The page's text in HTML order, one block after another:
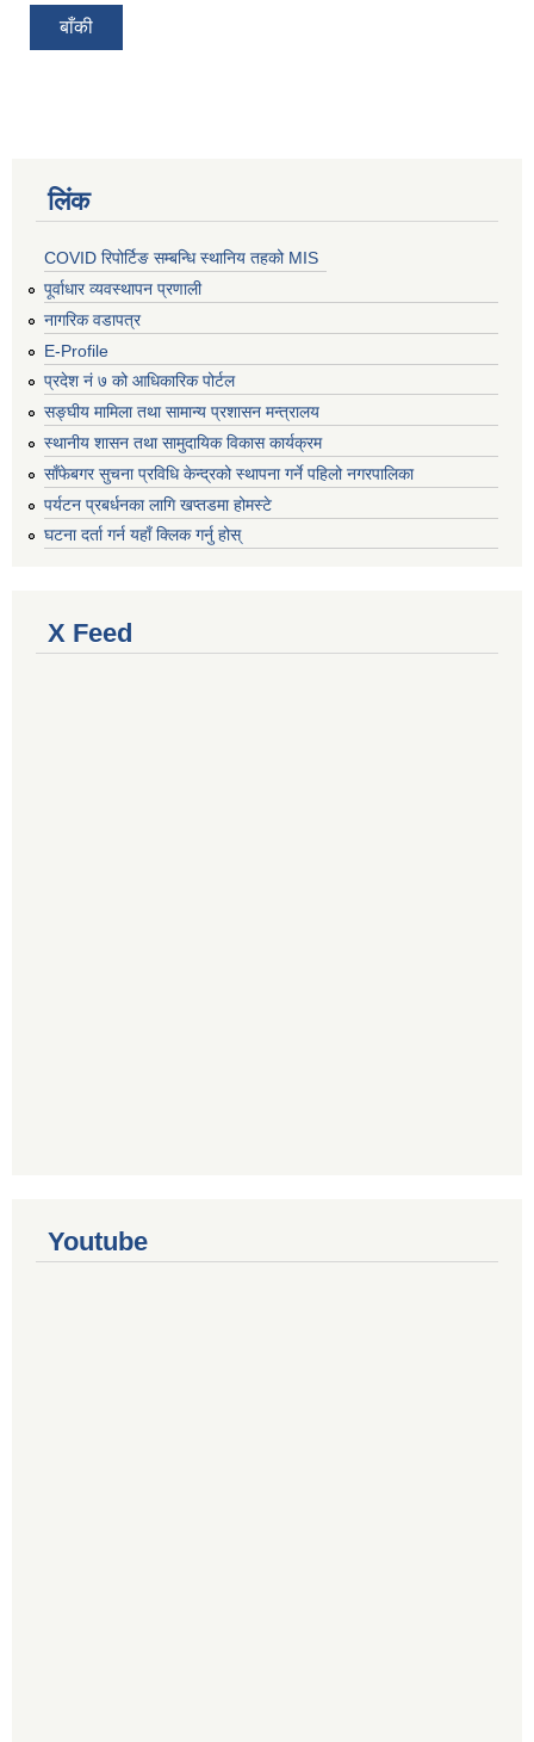
बाँकी
लिंक
COVID रिपोर्टिङ सम्बन्धि स्थानिय तहको MIS
पूर्वाधार व्यवस्थापन प्रणाली
नागरिक वडापत्र
E-Profile
प्रदेश नं ७ को आधिकारिक पोर्टल
सङ्घीय मामिला तथा सामान्य प्रशासन मन्त्रालय
स्थानीय शासन तथा सामुदायिक विकास कार्यक्रम
साँफेबगर सुचना प्रविधि केन्द्रको स्थापना गर्ने पहिलो नगरपालिका
पर्यटन प्रबर्धनका लागि खप्तडमा होमस्टे
घटना दर्ता गर्न यहाँ क्लिक गर्नु होस्
X Feed
Youtube